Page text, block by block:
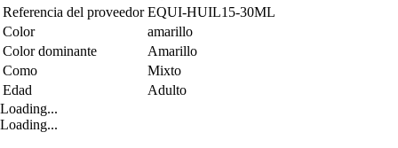
Referencia del proveedor EQUI-HUIL15-30ML
Color
amarillo
Color dominante
Amarillo
Como
Mixto
Edad
Adulto
Loading...
Loading...